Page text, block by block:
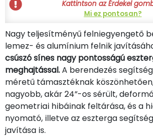
Kattintson az Érdekel
Mi ez pontosan?
Nagy teljesítményű felniegyengető
lemez- és alumínium felnik
csúszó sínes nagy pontosságú
meghajtással.A berendezés
méretű támasztéknak
nagyobb, akár 24”-os sérült,
geometriai hibáinak feltárása, és a
nyomató, illetve az eszterga
javítása is.